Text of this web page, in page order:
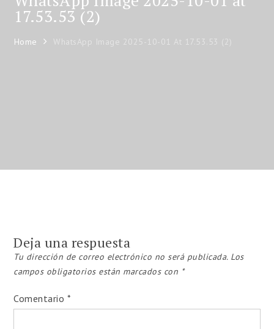
17.53.53 (2)
Home WhatsApp Image 2025-10-01 At 17.53.53 (2)
Deja una respuesta
Tu dirección de correo electrónico no será publicada. Los
campos obligatorios están marcados con *
Comentario *